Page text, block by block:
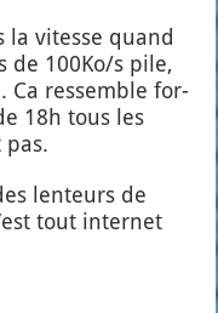
la vitesse quand
de 100Ko/s pile,
Ca res­semble for­
18h tous les
len­teurs de
tout inter­net